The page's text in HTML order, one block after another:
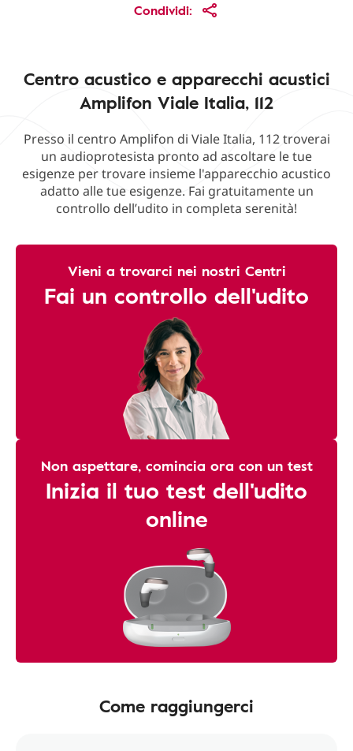
Condividi:
Centro acustico e apparecchi acustici
Amplifon Viale Italia, 112
Presso il centro Amplifon di Viale Italia, 112 troverai
un audioprotesista pronto ad ascoltare le tue
esigenze per trovare insieme l'apparecchio acustico
adatto alle tue esigenze. Fai gratuitamente un
controllo dell’udito in completa serenità!
Vieni a trovarci nei nostri Centri
Fai un controllo dell'udito
Non aspettare, comincia ora con un test
Inizia il tuo test dell'udito
online
Come raggiungerci